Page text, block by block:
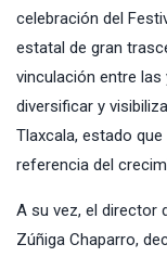
celebración del
estatal de gran
vinculación entre
diversificar y
Tlaxcala, estado
referencia del
A su vez, el director
Zúñiga Chaparro,